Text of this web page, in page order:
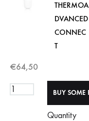
THERMOA
DVANCED
CONNEC
T
€64,50
Quantity